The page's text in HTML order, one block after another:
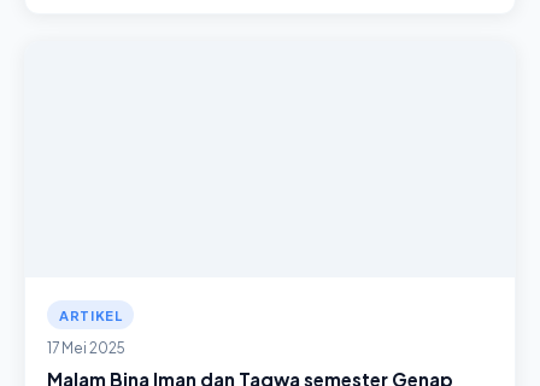
ARTIKEL
17 Mei 2025
Malam Bina Iman dan Taqwa semester Genap